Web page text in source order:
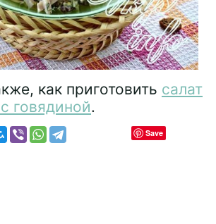
как приготовить салат
говядиной.
Save